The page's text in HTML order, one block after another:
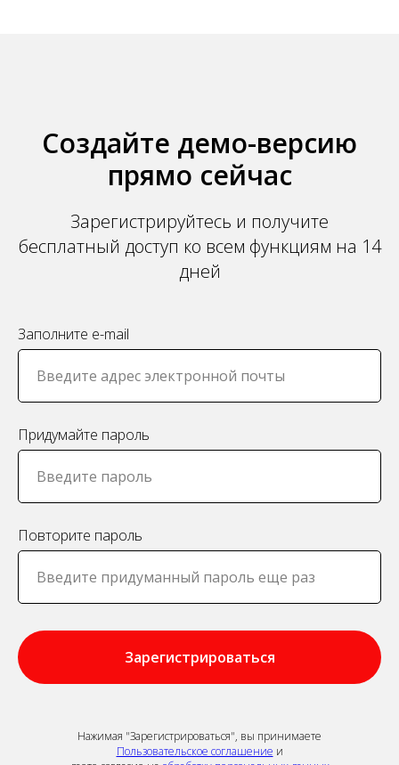
Создайте демо-версию
прямо сейчас
Зарегистрируйтесь и получите
бесплатный доступ ко всем функциям на 14
дней
Заполните e-mail
Придумайте пароль
Повторите пароль
Зарегистрироваться
Нажимая "Зарегистрироваться", вы принимаете
Пользовательское соглашение и